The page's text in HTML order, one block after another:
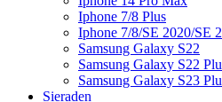
Iphone 7/8 Plus
Iphone 7/8/SE 2020/SE
Samsung Galaxy S22
Samsung Galaxy S22
Samsung Galaxy S23
Sieraden